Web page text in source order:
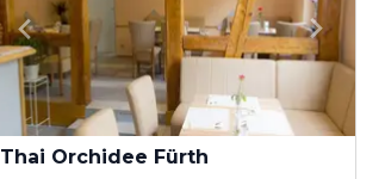
Thai Orchidee Fürth